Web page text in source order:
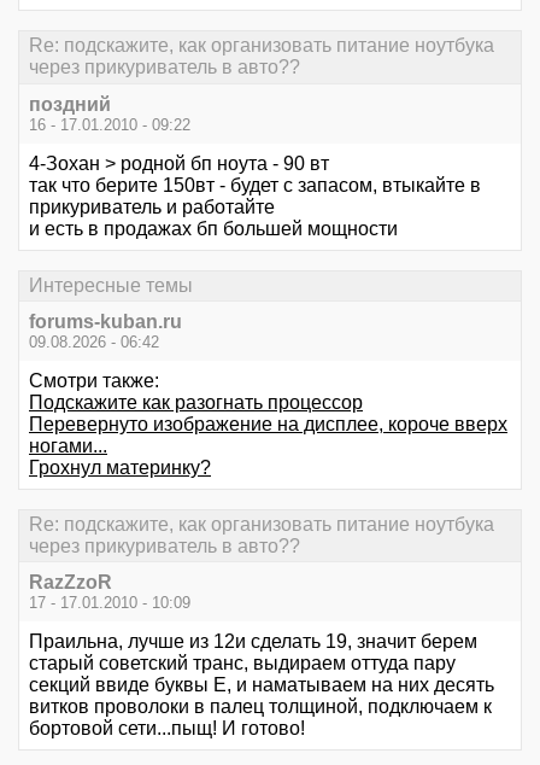
Re: подскажите, как организовать питание ноутбука
через прикуриватель в авто??
поздний
16 - 17.01.2010 - 09:22
4-Зохан > родной бп ноута - 90 вт
так что берите 150вт - будет с запасом, втыкайте в
прикуриватель и работайте
и есть в продажах бп большей мощности
Интересные темы
forums-kuban.ru
09.08.2026 - 06:42
Смотри также:
Подскажите как разогнать процессор
Перевернуто изображение на дисплее, короче вверх
ногами...
Грохнул материнку?
Re: подскажите, как организовать питание ноутбука
через прикуриватель в авто??
RazZzoR
17 - 17.01.2010 - 10:09
Праильна, лучше из 12и сделать 19, значит берем
старый советский транс, выдираем оттуда пару
секций ввиде буквы Е, и наматываем на них десять
витков проволоки в палец толщиной, подключаем к
бортовой сети...пыщ! И готово!